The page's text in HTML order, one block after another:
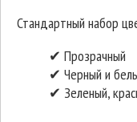
Стандартный набор
✔ Прозрачный
✔ Черный и
✔ Зеленый,